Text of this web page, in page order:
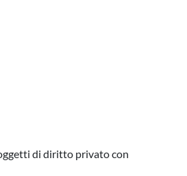
di diritto privato con